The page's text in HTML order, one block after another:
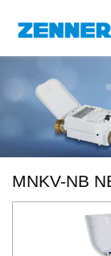
MNKV-NB